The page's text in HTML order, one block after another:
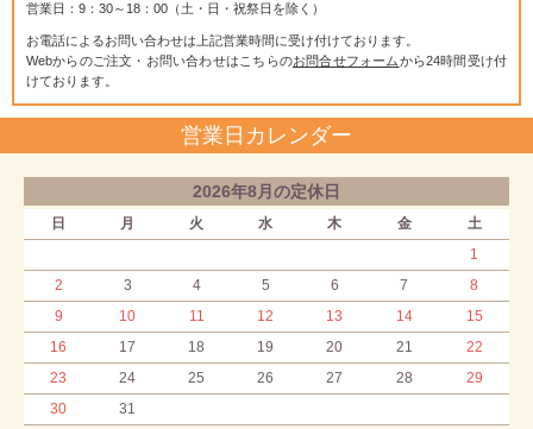
営業日：9：30～18：00（土・日・祝祭日を除く）
お電話によるお問い合わせは上記営業時間に受け付けております。
Webからのご注文・お問い合わせはこちらのお問合せフォームから24時間受け付
けております。
営業日カレンダー
2026年8月の定休日
日 月 火 水 木 金
土
1
2
3 4 5 6 7
8
9
10 11 12 13 14
15
16
17 18 19 20 21
22
23
24 25 26 27 28
29
30
31